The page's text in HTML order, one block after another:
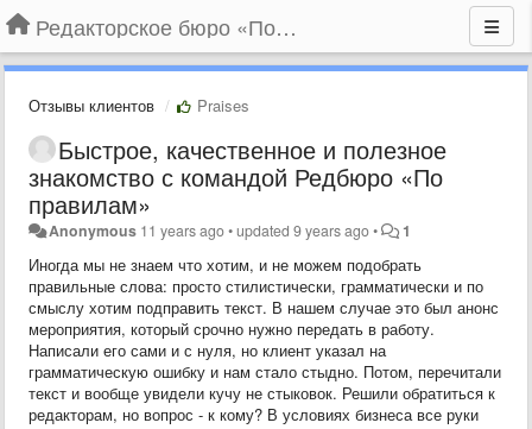
Редакторское бюро «По правилам»
Отзывы клиентов Praises
Быстрое, качественное и полезное
знакомство с командой Редбюро «По
правилам»
Anonymous 11 years ago•updated9 years ago• 1
Иногда мы не знаем что хотим, и не можем подобрать
правильные слова: просто стилистически, грамматически и по
смыслу хотим подправить текст. В нашем случае это был анонс
мероприятия, который срочно нужно передать в работу.
Написали его сами и с нуля, но клиент указал на
грамматическую ошибку и нам стало стыдно. Потом, перечитали
текст и вообще увидели кучу не стыковок. Решили обратиться к
редакторам, но вопрос - к кому? В условиях бизнеса все руки